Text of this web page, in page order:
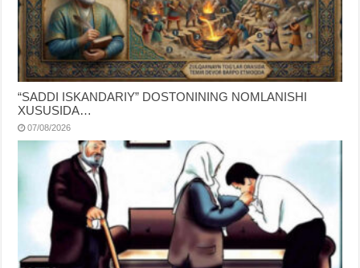
“SADDI ISKANDARIY” DOSTONINING NOMLANISHI
XUSUSIDA…
07/08/2026